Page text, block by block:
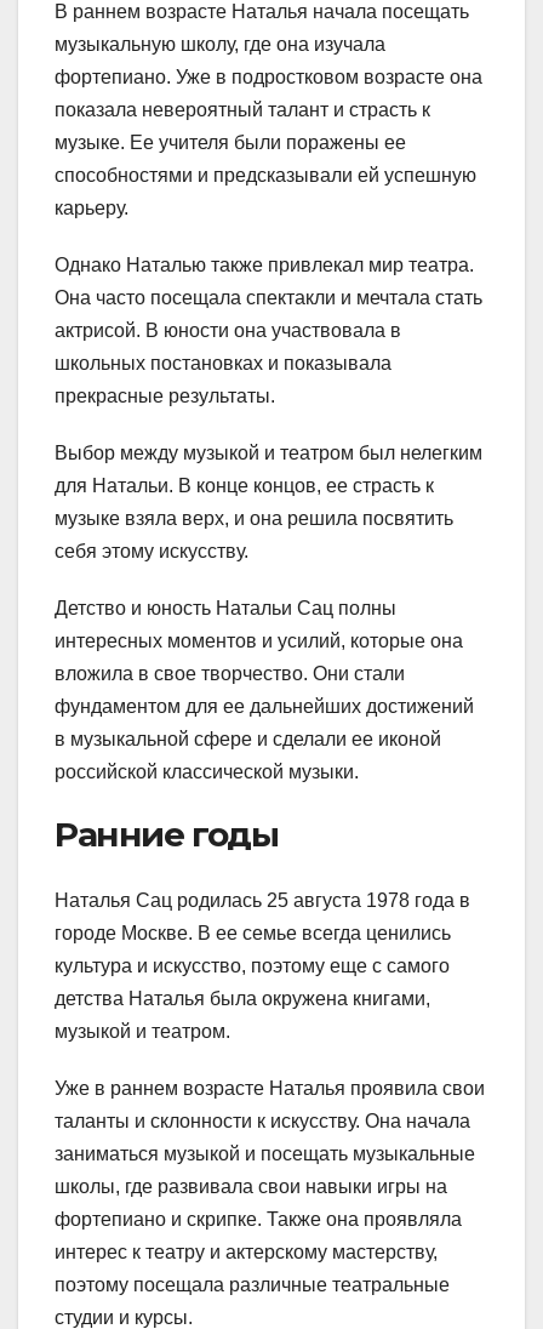
В раннем возрасте Наталья начала посещать
музыкальную школу, где она изучала
фортепиано. Уже в подростковом возрасте она
показала невероятный талант и страсть к
музыке. Ее учителя были поражены ее
способностями и предсказывали ей успешную
карьеру.
Однако Наталью также привлекал мир театра.
Она часто посещала спектакли и мечтала стать
актрисой. В юности она участвовала в
школьных постановках и показывала
прекрасные результаты.
Выбор между музыкой и театром был нелегким
для Натальи. В конце концов, ее страсть к
музыке взяла верх, и она решила посвятить
себя этому искусству.
Детство и юность Натальи Сац полны
интересных моментов и усилий, которые она
вложила в свое творчество. Они стали
фундаментом для ее дальнейших достижений
в музыкальной сфере и сделали ее иконой
российской классической музыки.
Ранние годы
Наталья Сац родилась 25 августа 1978 года в
городе Москве. В ее семье всегда ценились
культура и искусство, поэтому еще с самого
детства Наталья была окружена книгами,
музыкой и театром.
Уже в раннем возрасте Наталья проявила свои
таланты и склонности к искусству. Она начала
заниматься музыкой и посещать музыкальные
школы, где развивала свои навыки игры на
фортепиано и скрипке. Также она проявляла
интерес к театру и актерскому мастерству,
поэтому посещала различные театральные
студии и курсы.